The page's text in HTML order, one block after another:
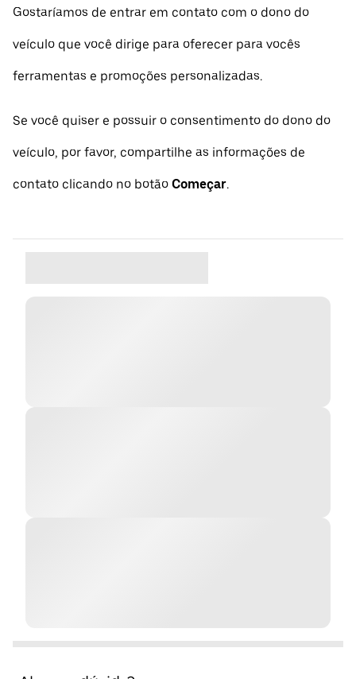
Gostaríamos de entrar em contato com o dono do
veículo que você dirige para oferecer para vocês
ferramentas e promoções personalizadas.
Se você quiser e possuir o consentimento do dono do
veículo, por favor, compartilhe as informações de
contato clicando no botão Começar.